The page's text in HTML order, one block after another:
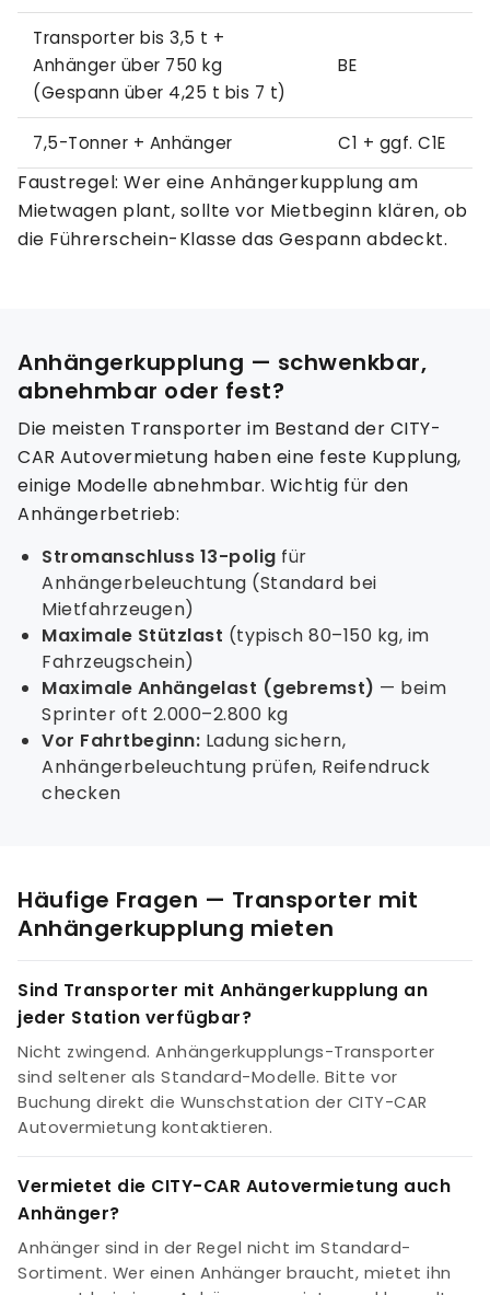
Transporter bis 3,5 t +
Anhänger über 750 kg
(Gespann über 4,25 t bis 7 t)
BE
7,5-Tonner + Anhänger C1 + ggf. C1E
Faustregel: Wer eine Anhängerkupplung am
Mietwagen plant, sollte vor Mietbeginn klären, ob
die Führerschein-Klasse das Gespann abdeckt.
Anhängerkupplung — schwenkbar,
abnehmbar oder fest?
Die meisten Transporter im Bestand der CITY-
CAR Autovermietung haben eine feste Kupplung,
einige Modelle abnehmbar. Wichtig für den
Anhängerbetrieb:
Stromanschluss 13-polig für
Anhängerbeleuchtung (Standard bei
Mietfahrzeugen)
Maximale Stützlast (typisch 80–150 kg, im
Fahrzeugschein)
Maximale Anhängelast (gebremst) — beim
Sprinter oft 2.000–2.800 kg
Vor Fahrtbeginn: Ladung sichern,
Anhängerbeleuchtung prüfen, Reifendruck
checken
Häufige Fragen — Transporter mit
Anhängerkupplung mieten
Sind Transporter mit Anhängerkupplung an
jeder Station verfügbar?
Nicht zwingend. Anhängerkupplungs-Transporter
sind seltener als Standard-Modelle. Bitte vor
Buchung direkt die Wunschstation der CITY-CAR
Autovermietung kontaktieren.
Vermietet die CITY-CAR Autovermietung auch
Anhänger?
Anhänger sind in der Regel nicht im Standard-
Sortiment. Wer einen Anhänger braucht, mietet ihn